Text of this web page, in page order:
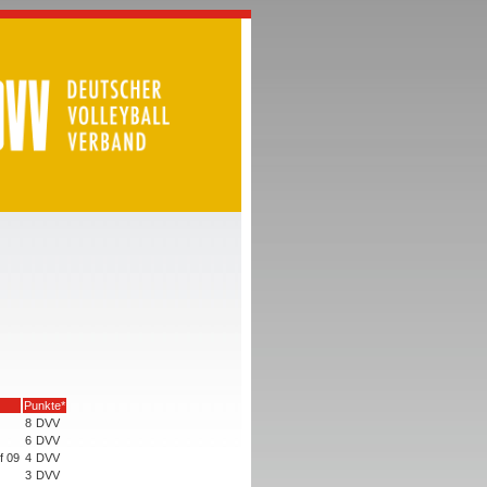
Punkte*
8 DVV
6 DVV
09 4 DVV
3 DVV